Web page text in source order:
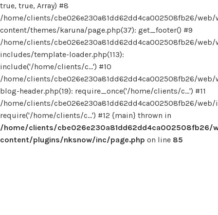
true, true, Array) #8
/home/clients/cbe026e230a81dd62dd4ca002508fb26/web/
content/themes/karuna/page.php(37): get_footer() #9
/home/clients/cbe026e230a81dd62dd4ca002508fb26/web/
includes/template-loader.php(113):
include('/home/clients/c...') #10
/home/clients/cbe026e230a81dd62dd4ca002508fb26/web/
blog-header.php(19): require_once('/home/clients/c...') #11
/home/clients/cbe026e230a81dd62dd4ca002508fb26/web/
require('/home/clients/c...') #12 {main} thrown in
/home/clients/cbe026e230a81dd62dd4ca002508fb26/
content/plugins/nksnow/inc/page.php on line 85